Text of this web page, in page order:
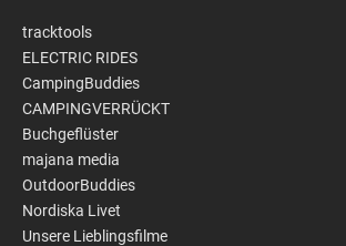
tracktools
ELECTRIC RIDES
CampingBuddies
CAMPINGVERRÜCKT
Buchgeflüster
majana media
OutdoorBuddies
Nordiska Livet
Unsere Lieblingsfilme